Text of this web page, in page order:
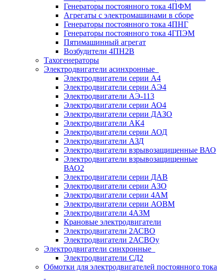
Генераторы постоянного тока 4ПФМ
Агрегаты с электромашинами в сборе
Генераторы постоянного тока 4ПНГ
Генераторы постоянного тока 4ГПЭМ
Пятимашинный агрегат
Возбудители 4ПН2В
Тахогенераторы
Электродвигатели асинхронные
Электродвигатели серии А4
Электродвигатели серии АЭ4
Электродвигатели АЭ-113
Электродвигатели серии АО4
Электродвигатели серии ДАЗО
Электродвигатели АК4
Электродвигатели серии АОД
Электродвигатели АЗД
Электродвигатели взрывозащищенные ВАО
Электродвигатели взрывозащищенные
ВАО2
Электродвигатели серии ДАВ
Электродвигатели серии АЗО
Электродвигатели серии 4АМ
Электродвигатели серии АОВМ
Электродвигатели 4АЗМ
Крановые электродвигатели
Электродвигатели 2АСВО
Электродвигатели 2АСВОу
Электродвигатели синхронные
Электродвигатели СД2
Обмотки для электродвигателей постоянного тока